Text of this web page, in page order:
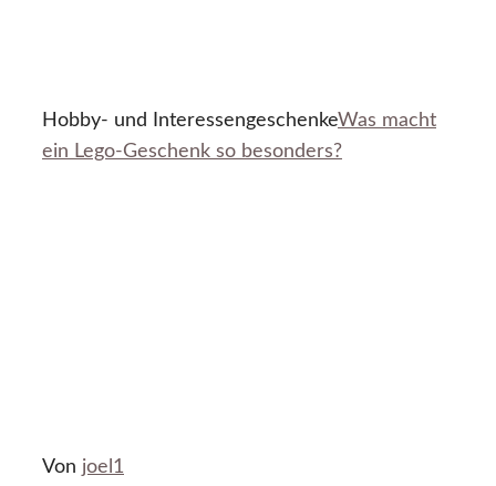
Hobby- und InteressengeschenkeWas macht
ein Lego-Geschenk so besonders?
Von joel1